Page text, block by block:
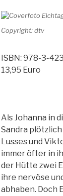
Copyright: dtv
ISBN: 978-3-
13,95 Euro
Als Johanna in
Sandra
Lusses und
immer öfter in
der Hütte zwei
ihre nervöse
abhaben. Doch